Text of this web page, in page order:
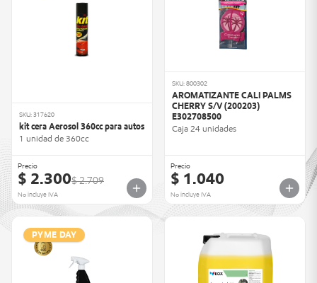
SKU: 317620
kit cera Aerosol 360cc para autos
1 unidad de 360cc
Precio
$ 2.300$ 2.709
No incluye IVA
SKU: 800302
AROMATIZANTE CALI PALMS
CHERRY S/V (200203)
E302708500
Caja 24 unidades
Precio
$ 1.040
No incluye IVA
PYME DAY